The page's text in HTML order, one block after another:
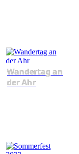
Wandertag an
der Ahr